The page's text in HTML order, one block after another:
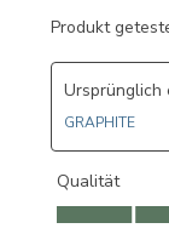
Produkt
Ursprünglich
GRAPHITE
Qualität
Qualität, 5.0